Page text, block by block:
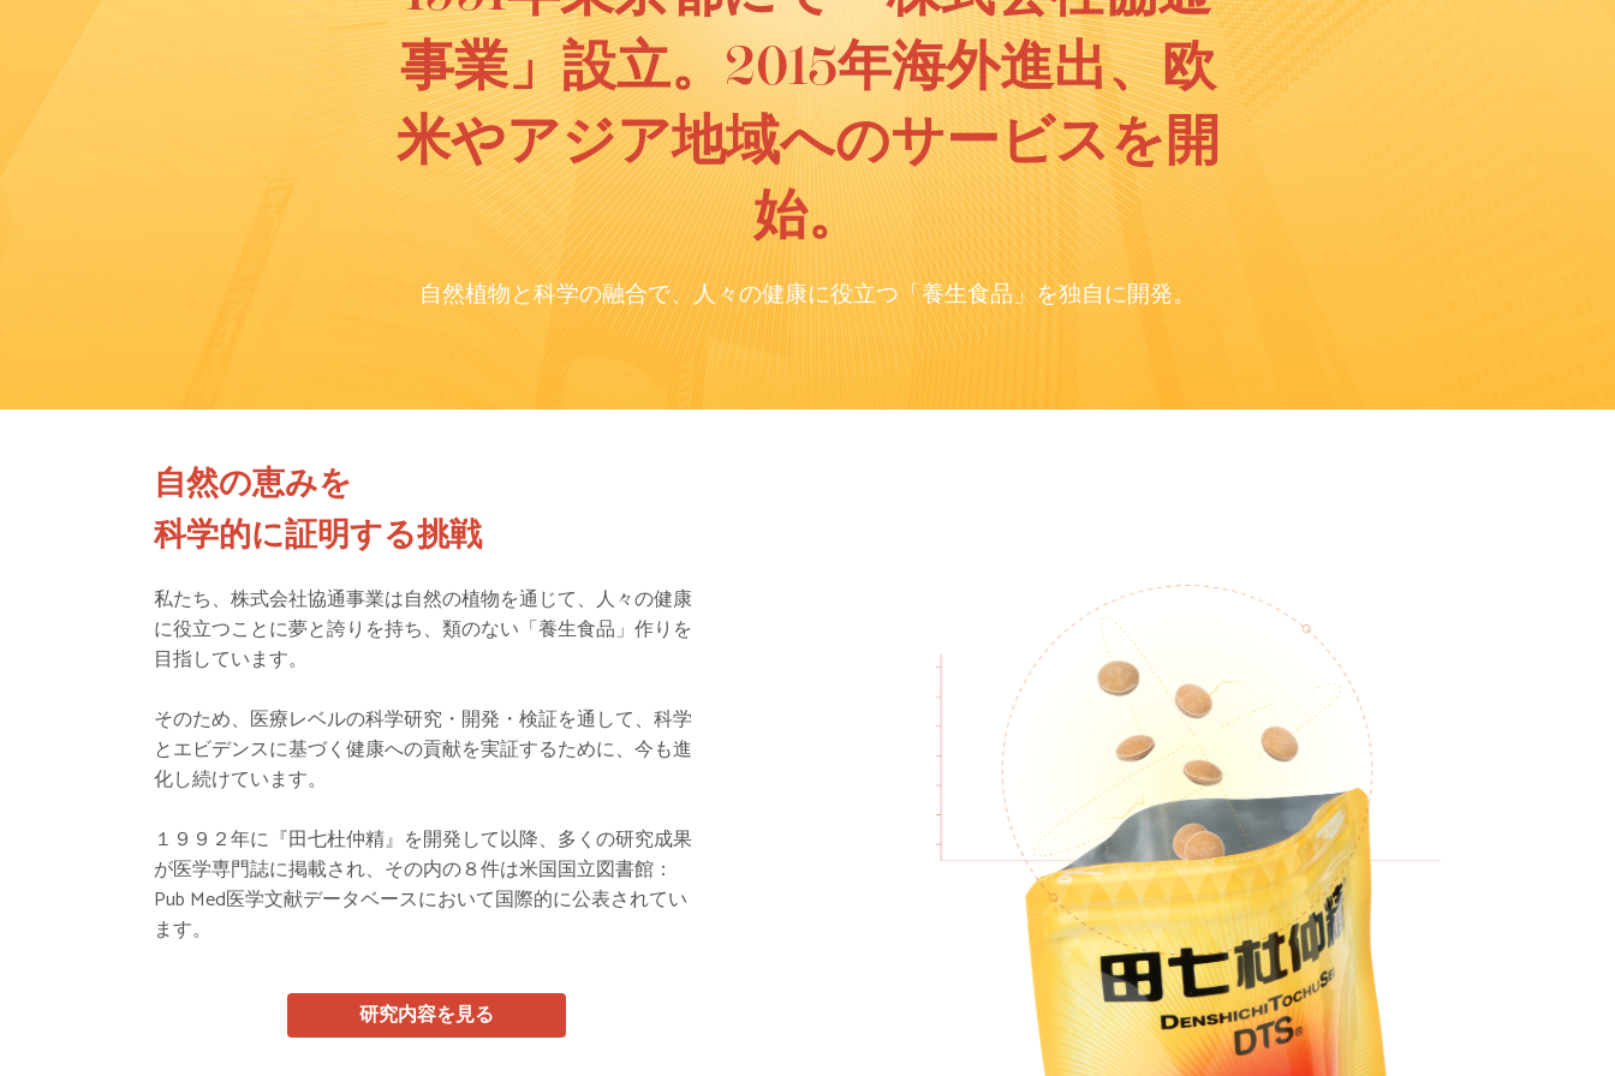
事業」設立。2015年海外進出、欧
米やアジア地域へのサービスを開
始。
自然植物と科学の融合で、人々の健康に役立つ「養生食品」を独自に開発。
自然の恵みを
科学的に証明する挑戦
私たち、株式会社協通事業は自然の植物を通じて、人々の健康
に役立つことに夢と誇りを持ち、類のない「養生食品」作りを
目指しています。
そのため、医療レベルの科学研究・開発・検証を通して、科学
とエビデンスに基づく健康への貢献を実証するために、今も進
化し続けています。
１９９２年に『田七杜仲精』を開発して以降、多くの研究成果
が医学専門誌に掲載され、その内の８件は米国国立図書館：
Pub Med医学文献データベースにおいて国際的に公表されてい
ます。
研究内容を見る